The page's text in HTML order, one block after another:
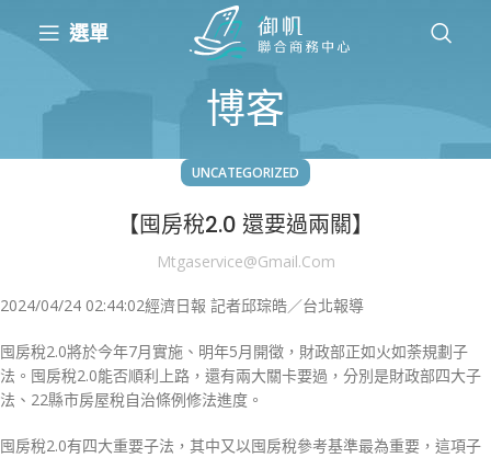
選單
博客
UNCATEGORIZED
【囤房稅2.0 還要過兩關】
Mtgaservice@gmail.com
2024/04/24 02:44:02經濟日報 記者邱琮皓／台北報導
囤房稅2.0將於今年7月實施、明年5月開徵，財政部正如火如荼規劃子
法。囤房稅2.0能否順利上路，還有兩大關卡要過，分別是財政部四大子
法、22縣市房屋稅自治條例修法進度。
囤房稅2.0有四大重要子法，其中又以囤房稅參考基準最為重要，這項子